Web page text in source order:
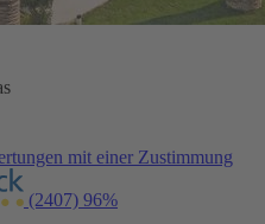
mit einer Zustimmung
(2407) 96%